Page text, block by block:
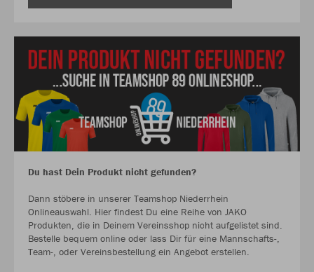
Du hast Dein Produkt nicht gefunden?
Dann stöbere in unserer Teamshop Niederrhein
Onlineauswahl. Hier findest Du eine Reihe von JAKO
Produkten, die in Deinem Vereinsshop nicht aufgelistet sind.
Bestelle bequem online oder lass Dir für eine Mannschafts-,
Team-, oder Vereinsbestellung ein Angebot erstellen.